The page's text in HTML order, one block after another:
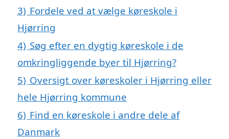
3) Fordele ved at vælge køreskole i
Hjørring
4) Søg efter en dygtig køreskole i de
omkringliggende byer til Hjørring?
5) Oversigt over køreskoler i Hjørring eller
hele Hjørring kommune
6) Find en køreskole i andre dele af
Danmark